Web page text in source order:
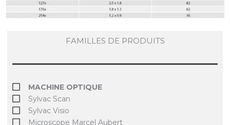
FAMILLES DE PRODUITS
MACHINE OPTIQUE
Sylvac Scan
Sylvac Visio
Microscope Marcel Aubert